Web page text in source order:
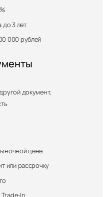
до 3 лет
000 рублей
документ,
цене
или рассрочку
In